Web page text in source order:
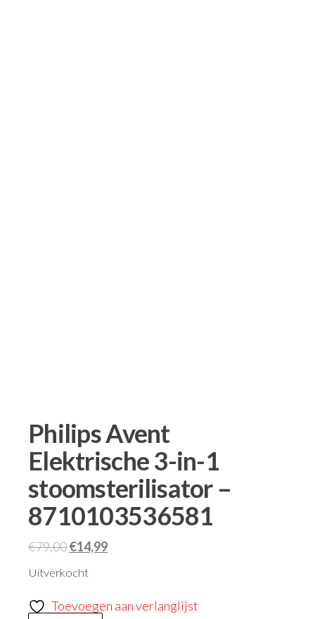
Philips Avent
Elektrische 3-in-1
stoomsterilisator –
8710103536581
€79,00€14,99
Uitverkocht
Toevoegen aan verlanglijst